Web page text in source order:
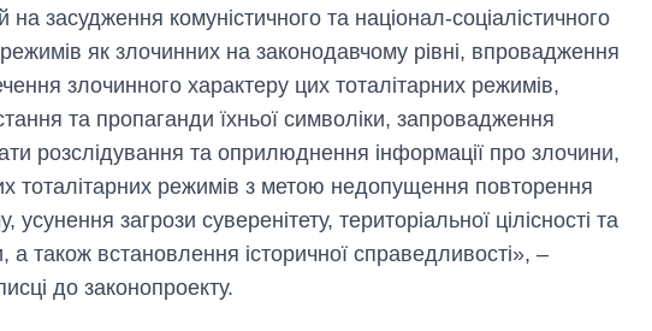
засудження комуністичного та націонал-соціалістичного
як злочинних на законодавчому рівні, впровадження
злочинного характеру цих тоталітарних режимів,
та пропаганди їхньої символіки, запровадження
розслідування та оприлюднення інформації про злочини,
тоталітарних режимів з метою недопущення повторення
загрози суверенітету, територіальної цілісності та
а також встановлення історичної справедливості», –
до законопроекту.
Від 1 місяця – до 5
років: хто і як
довго обіймав
посаду керівника
СЗР